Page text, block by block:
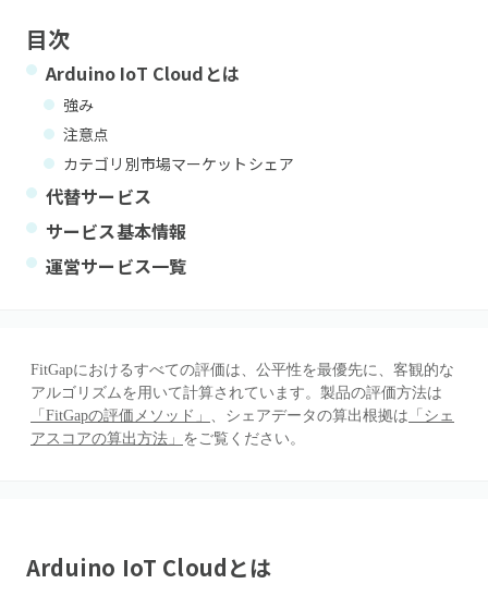
目次
Arduino IoT Cloud とは
強み
注意点
カテゴリ別市場マーケットシェア
代替サービス
サービス基本情報
運営サービス一覧
FitGapにおけるすべての評価は、公平性を最優先に、客観的な
アルゴリズムを用いて計算されています。製品の評価方法は
「FitGapの評価メソッド」 、シェアデータの算出根拠は 「シェ
アスコアの算出方法」 をご覧ください。
Arduino IoT Cloudとは